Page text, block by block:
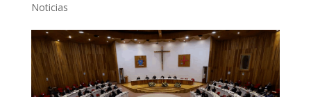
Noticias